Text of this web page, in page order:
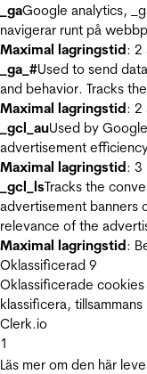
_gaGoogle analytics,
navigerar runt på
Maximal lagringstid: 2
_ga_#Used to send
and behavior. Tracks
Maximal lagringstid: 2
_gcl_auUsed by
advertisement
Maximal lagringstid: 3
_gcl_lsTracks the
advertisement banners
relevance of the
Maximal lagringstid:
Oklassificerad 9
Oklassificerade
klassificera,
Clerk.io
1
Läs mer om den här